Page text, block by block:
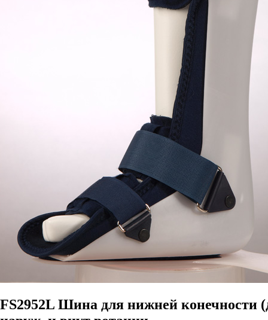
FS2952L Шина для нижней конечности